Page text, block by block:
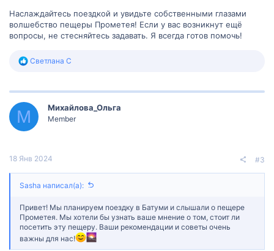
Наслаждайтесь поездкой и увидьте собственными глазами
волшебство пещеры Прометея! Если у вас возникнут ещё
вопросы, не стесняйтесь задавать. Я всегда готов помочь!
Р
к
и
:
Светлана С
М Михайлова_Ольга
Member
18 Янв 2024 #3
Sasha написал(а):
Привет! Мы планируем поездку в Батуми и слышали о пещере
Прометея. Мы хотели бы узнать ваше мнение о том, стоит ли
посетить эту пещеру. Ваши рекомендации и советы очень
важны для нас!